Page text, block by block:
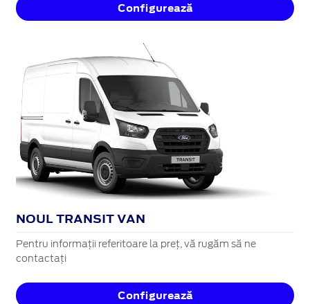
Configurează
NOUL TRANSIT VAN
Pentru informații referitoare la preț, vă rugăm să ne
contactați
Configurează